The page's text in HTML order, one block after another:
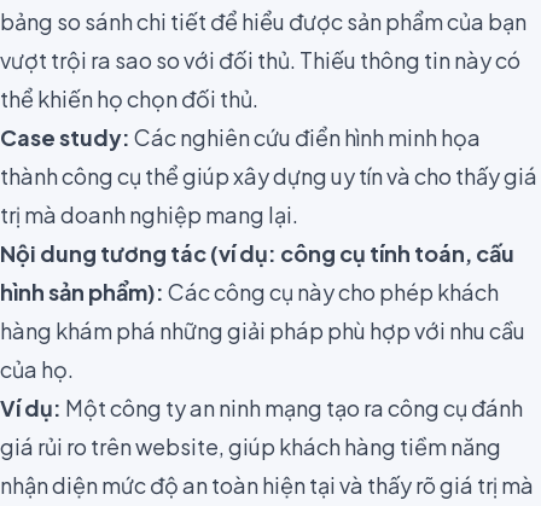
bảng so sánh chi tiết để hiểu được sản phẩm của bạn
vượt trội ra sao so với đối thủ. Thiếu thông tin này có
thể khiến họ chọn đối thủ.
Case study: Các nghiên cứu điển hình minh họa
thành công cụ thể giúp xây dựng uy tín và cho thấy giá
trị mà doanh nghiệp mang lại.
Nội dung tương tác (ví dụ: công cụ tính toán, cấu
hình sản phẩm): Các công cụ này cho phép khách
hàng khám phá những giải pháp phù hợp với nhu cầu
của họ.
Ví dụ: Một công ty an ninh mạng tạo ra công cụ đánh
giá rủi ro trên website, giúp khách hàng tiềm năng
nhận diện mức độ an toàn hiện tại và thấy rõ giá trị mà